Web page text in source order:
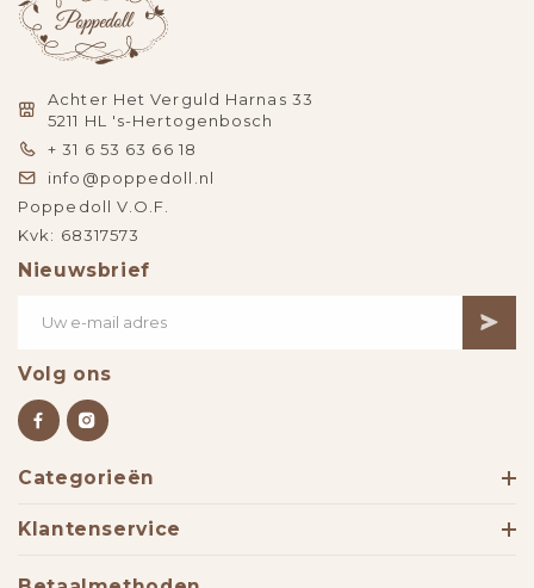
Achter Het Verguld Harnas 33
5211 HL 's-Hertogenbosch
+ 31 6 53 63 66 18
info@poppedoll.nl
Poppedoll V.O.F.
Kvk: 68317573
Nieuwsbrief
Volg ons
Categorieën
Klantenservice